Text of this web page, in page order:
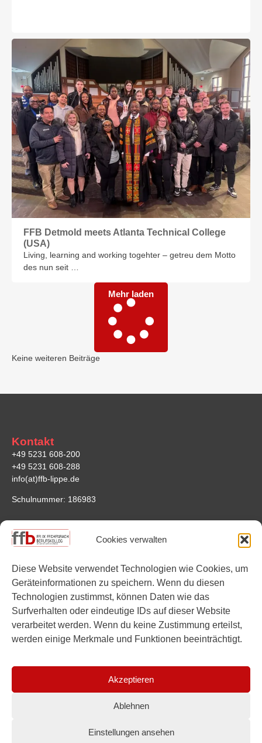
Cookies verwalten
Diese Website verwendet Technologien wie Cookies, um
Geräteinformationen zu speichern. Wenn du diesen
Technologien zustimmst, können Daten wie das
Surfverhalten oder eindeutige IDs auf dieser Website
verarbeitet werden. Wenn du keine Zustimmung erteilst,
werden einige Merkmale und Funktionen beeinträchtigt.
Akzeptieren
Ablehnen
Einstellungen ansehen
FFB Detmold meets Atlanta Technical College
(USA)
Living, learning and working togehter – getreu dem Motto
des nun seit …
Mehr laden
Keine weiteren Beiträge
Kontakt
+49 5231 608-200
+49 5231 608-288
info(at)ffb-lippe.de
Schulnummer: 186983
Anfahrt
Felix-Fechenbach-Berufskolleg
32756 Detmold
Links